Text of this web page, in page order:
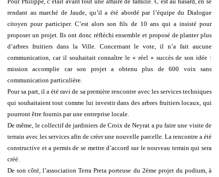
rendant au marché de Jaude, qu’il a été abordé par l’équipe du Dialogue
citoyen pour participer. C’est alors son fils de 10 ans qui a insisté pour
proposer un projet. Ils ont donc réfléchi ensemble et proposé de planter plus
d’arbres fruitiers dans la Ville. Concernant le vote, il n’a fait aucune
communication, car il souhaitait connaître le « réel » succès de son idée :
mission accomplie car son projet a obtenu plus de 600 voix sans
communication particulière.
Pour sa part, il a été ravi de sa première rencontre avec les services techniques
qui souhaitaient tout comme lui investir dans des arbres fruitiers locaux, qui
pourront être fournis par une entreprise locale.
De même, le collectif de jardiniers de Croix de Neyrat a pu faire une visite de
terrain avec les services afin de créer une nouvelle parcelle. La rencontre a été
constructive et a permis de se mettre d’accord sur le nouveau terrain qui sera
créé.
De son côté, l’association Terra Preta porteuse du 2ème projet du podium, à